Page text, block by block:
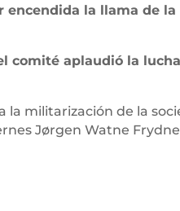
encendida la llama de
comité aplaudió la
la militarización de la
Jørgen Watne